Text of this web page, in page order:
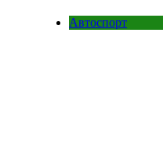
Автоспорт